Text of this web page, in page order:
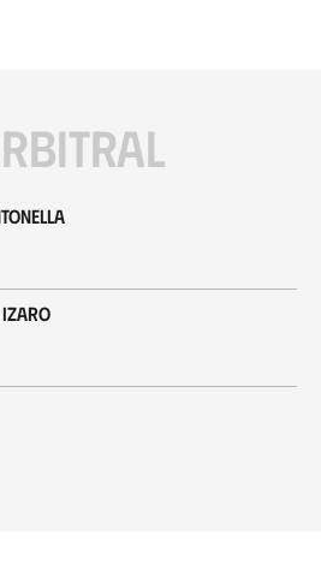
Izaro